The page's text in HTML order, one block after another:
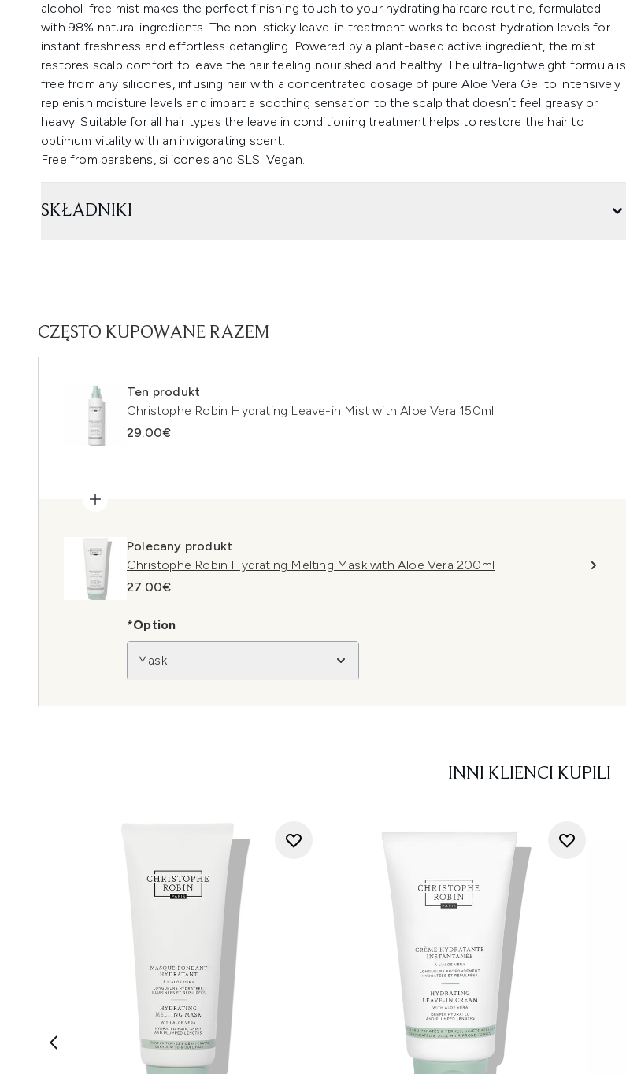
alcohol-free mist makes the perfect finishing touch to your hydrating haircare routine, formulated
with 98% natural ingredients. The non-sticky leave-in treatment works to boost hydration levels for
instant freshness and effortless detangling. Powered by a plant-based active ingredient, the mist
restores scalp comfort to leave the hair feeling nourished and healthy. The ultra-lightweight formula is
free from any silicones, infusing hair with a concentrated dosage of pure Aloe Vera Gel to intensively
replenish moisture levels and impart a soothing sensation to the scalp that doesn’t feel greasy or
heavy. Suitable for all hair types the leave in conditioning treatment helps to restore the hair to
optimum vitality with an invigorating scent.
Free from parabens, silicones and SLS. Vegan.
SKŁADNIKI
CZĘSTO KUPOWANE RAZEM
Ten produkt
Christophe Robin Hydrating Leave-in Mist with Aloe Vera 150ml
29.00€
Polecany produkt
Christophe Robin Hydrating Melting Mask with Aloe Vera 200ml
27.00€
*Option
Mask
INNI KLIENCI KUPILI